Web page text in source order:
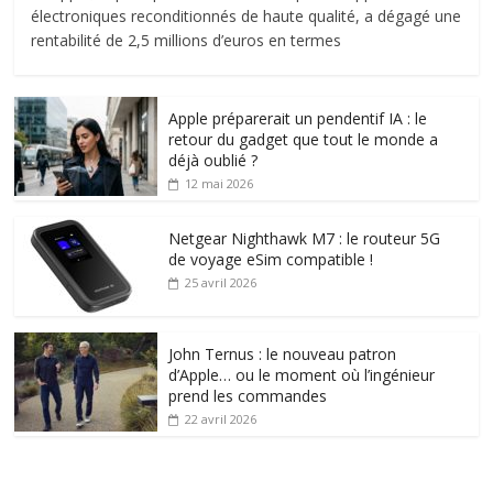
électroniques reconditionnés de haute qualité, a dégagé une
rentabilité de 2,5 millions d’euros en termes
Apple préparerait un pendentif IA : le
retour du gadget que tout le monde a
déjà oublié ?
12 mai 2026
Netgear Nighthawk M7 : le routeur 5G
de voyage eSim compatible !
25 avril 2026
John Ternus : le nouveau patron
d’Apple… ou le moment où l’ingénieur
prend les commandes
22 avril 2026